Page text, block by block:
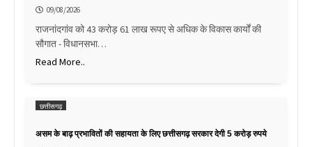
09/08/2026
राजनांदगांव को 43 करोड़ 61 लाख रूपए से अधिक के विकास कार्यों की
सौगात - विधानसभा…
Read More..
छत्तीसगढ़
असम के बाढ़ प्रभावितों की सहायता के लिए छत्तीसगढ़ सरकार देगी 5 करोड़ रुपये